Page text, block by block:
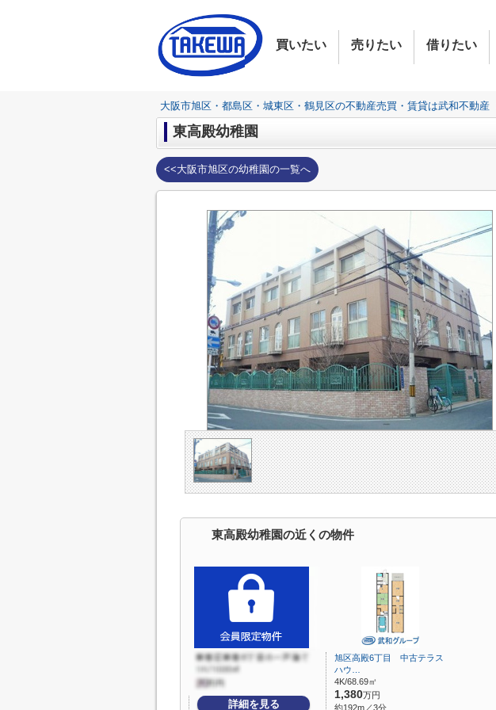
買いたい 売りたい 借りたい
大阪市旭区・都島区・城東区・鶴見区の不動産売買・賃貸は武和不動産
東高殿幼稚園
<<大阪市旭区の幼稚園の一覧へ
東高殿幼稚園の近くの物件
詳細を見る
旭区高殿6丁目 中古テラス
ハウ…
4K/68.69㎡
1,380万円
約192m／3分